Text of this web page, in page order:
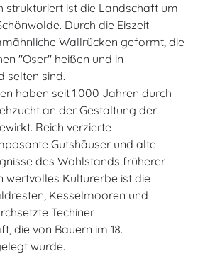
strukturiert ist die Landschaft um
Durch die Eiszeit
Wallrücken geformt, die
"Oser" heißen und in
selten sind.
haben seit 1.000 Jahren durch
an der Gestaltung der
Reich verzierte
Gutshäuser und alte
des Wohlstands früherer
wertvolles Kulturerbe ist die
Kesselmooren und
Techiner
die von Bauern im 18.
wurde.